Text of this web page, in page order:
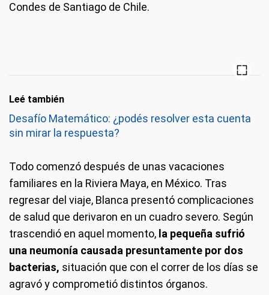
Condes de Santiago de Chile.
Leé también
Desafío Matemático: ¿podés resolver esta cuenta
sin mirar la respuesta?
Todo comenzó después de unas vacaciones
familiares en la Riviera Maya, en México. Tras
regresar del viaje, Blanca presentó complicaciones
de salud que derivaron en un cuadro severo. Según
trascendió en aquel momento, la pequeña sufrió
una neumonía causada presuntamente por dos
bacterias, situación que con el correr de los días se
agravó y comprometió distintos órganos.